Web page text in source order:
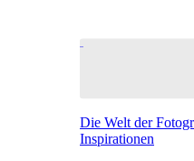
Die Welt der
Inspirationen